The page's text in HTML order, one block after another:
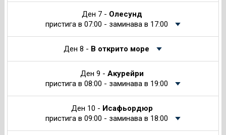
Ден 7 - Олесунд
пристига в 07:00 - заминава в 17:00
Ден 8 - В открито море
Ден 9 - Акурейри
пристига в 08:00 - заминава в 19:00
Ден 10 - Исафьордюр
пристига в 09:00 - заминава в 18:00